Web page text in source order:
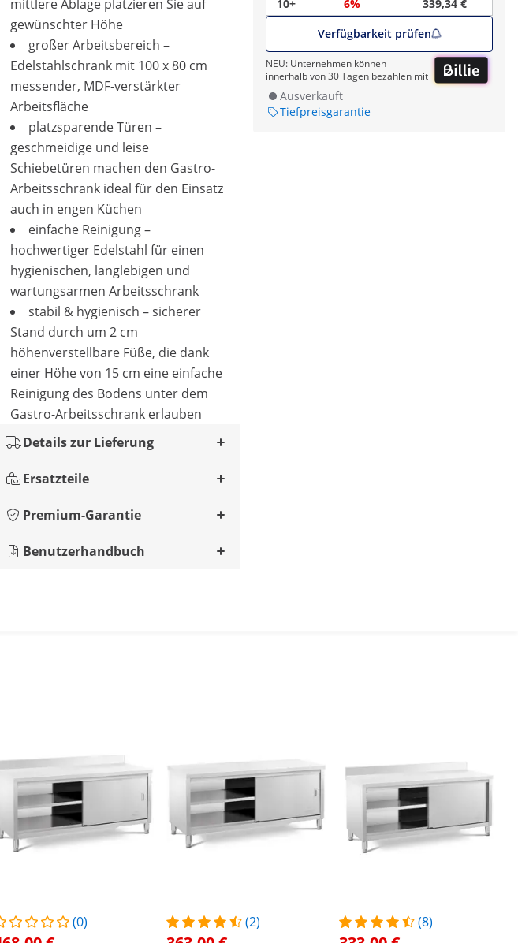
10+
6%
339,34 €
Verfügbarkeit prüfen
NEU: Unternehmen können
innerhalb von 30 Tagen bezahlen mit
Ausverkauft
Tiefpreisgarantie
mittlere Ablage platzieren Sie auf
gewünschter Höhe
großer Arbeitsbereich –
Edelstahlschrank mit 100 x 80 cm
messender, MDF-verstärkter
Arbeitsfläche
platzsparende Türen –
geschmeidige und leise
Schiebetüren machen den Gastro-
Arbeitsschrank ideal für den Einsatz
auch in engen Küchen
einfache Reinigung –
hochwertiger Edelstahl für einen
hygienischen, langlebigen und
wartungsarmen Arbeitsschrank
stabil & hygienisch – sicherer
Stand durch um 2 cm
höhenverstellbare Füße, die dank
einer Höhe von 15 cm eine einfache
Reinigung des Bodens unter dem
Gastro-Arbeitsschrank erlauben
Details zur Lieferung
Ersatzteile
Premium-Garantie
Benutzerhandbuch
(0) (2) (8)